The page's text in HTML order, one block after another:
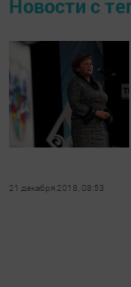
Новости с
21 декабря 2018, 08:53